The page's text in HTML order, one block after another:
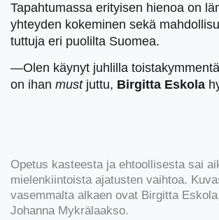
Tapahtumassa erityisen hienoa on
yhteyden kokeminen sekä
tuttuja eri puolilta Suomea.
—Olen käynyt juhlilla
on ihan mustjuttu, Birgitta Eskola
Opetus kasteesta ja ehtoollisesta sai
mielenkiintoista ajatusten vaihtoa.
vasemmalta alkaen ovat Birgitta
Johanna Mykrälaakso.